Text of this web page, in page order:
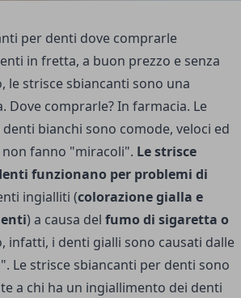
in fretta, a buon prezzo e senza
le strisce sbiancanti sono una
Dove comprarle? In farmacia. Le
bianchi sono comode, veloci ed
fanno "miracoli". Le strisce
funzionano per problemi di
ingialliti (colorazione gialla e
) a causa del fumo di sigaretta o
infatti, i denti gialli sono causati dalle
Le strisce sbiancanti per denti sono
a chi ha un ingiallimento dei denti